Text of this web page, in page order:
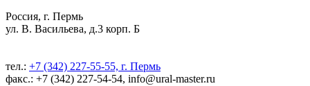
Россия, г. Пермь
ул. В. Васильева, д.3 корп. Б
тел.: +7 (342) 227-55-55, г. Пермь
факс.: +7 (342) 227-54-54, info@ural-master.ru